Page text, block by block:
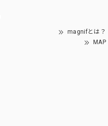
magnifとは？
MAP